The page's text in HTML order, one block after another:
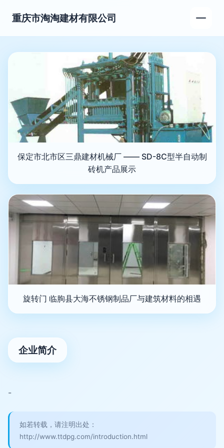
重庆市淘淘建材有限公司
保定市北市区三鼎建材机械厂 —— SD-8C型半自动制
砖机产品展示
旋转门 临朐县大海不锈钢制品厂与建筑材料的相遇
企业简介
-
如若转载，请注明出处：
http://www.ttdpg.com/introduction.html